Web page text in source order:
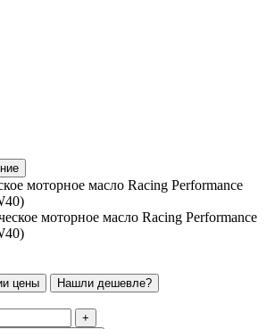
моторное масло Racing Performance
цены Нашли дешевле?
+